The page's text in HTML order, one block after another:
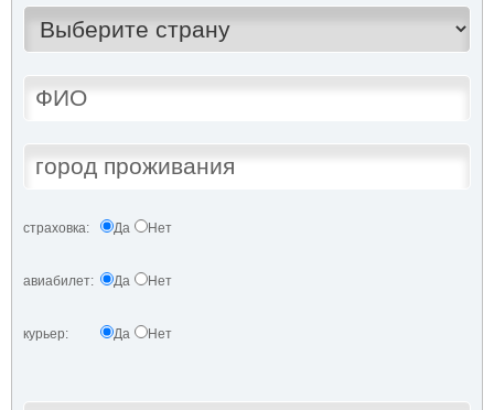
страховка: Да Нет
авиабилет: Да Нет
курьер: Да Нет